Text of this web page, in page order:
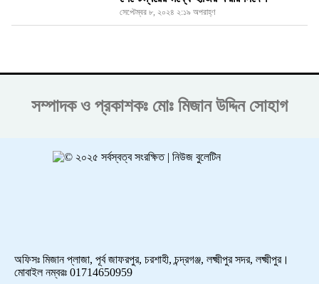
সেপ্টেম্বর ৮, ২০২৪ ২:১৯ অপরাহ্ণ
সম্পাদক ও প্রকাশকঃ মোঃ মিজান উদ্দিন সোহাগ
অফিসঃ মিজান প্লাজা, পূর্ব জাফরপুর, চরশাহী, চন্দ্রগঞ্জ, লক্ষ্মীপুর সদর, লক্ষ্মীপুর।
মোবাইল নম্বরঃ 01714650959